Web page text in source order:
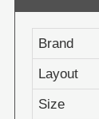
Brand
Layout
Size